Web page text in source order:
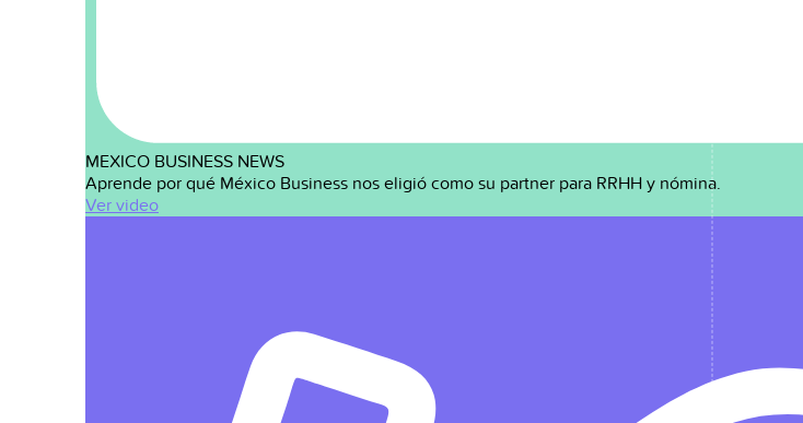
MEXICO BUSINESS NEWS
Aprende por qué México Business nos eligió como su partner para RRHH y nómina.
Ver video